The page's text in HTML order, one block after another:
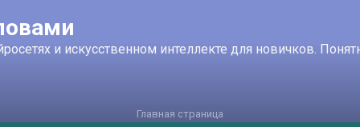
и искусственном интеллекте для новичков.
Главная страница